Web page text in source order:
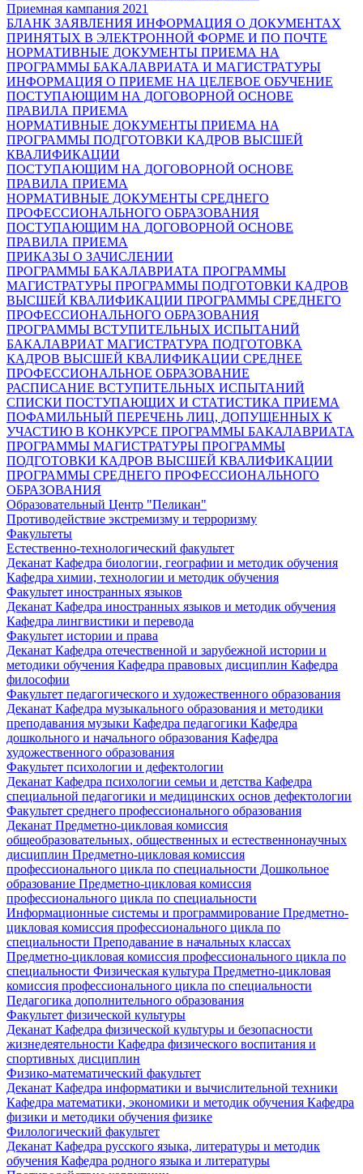
Приемная кампания 2021
БЛАНК ЗАЯВЛЕНИЯ ИНФОРМАЦИЯ О ДОКУМЕНТАХ
ПРИНЯТЫХ В ЭЛЕКТРОННОЙ ФОРМЕ И ПО ПОЧТЕ
НОРМАТИВНЫЕ ДОКУМЕНТЫ ПРИЕМА НА
ПРОГРАММЫ БАКАЛАВРИАТА И МАГИСТРАТУРЫ
ИНФОРМАЦИЯ О ПРИЕМЕ НА ЦЕЛЕВОЕ ОБУЧЕНИЕ
ПОСТУПАЮЩИМ НА ДОГОВОРНОЙ ОСНОВЕ
ПРАВИЛА ПРИЕМА
НОРМАТИВНЫЕ ДОКУМЕНТЫ ПРИЕМА НА
ПРОГРАММЫ ПОДГОТОВКИ КАДРОВ ВЫСШЕЙ
КВАЛИФИКАЦИИ
ПОСТУПАЮЩИМ НА ДОГОВОРНОЙ ОСНОВЕ
ПРАВИЛА ПРИЕМА
НОРМАТИВНЫЕ ДОКУМЕНТЫ СРЕДНЕГО
ПРОФЕССИОНАЛЬНОГО ОБРАЗОВАНИЯ
ПОСТУПАЮЩИМ НА ДОГОВОРНОЙ ОСНОВЕ
ПРАВИЛА ПРИЕМА
ПРИКАЗЫ О ЗАЧИСЛЕНИИ
ПРОГРАММЫ БАКАЛАВРИАТА ПРОГРАММЫ
МАГИСТРАТУРЫ ПРОГРАММЫ ПОДГОТОВКИ КАДРОВ
ВЫСШЕЙ КВАЛИФИКАЦИИ ПРОГРАММЫ СРЕДНЕГО
ПРОФЕССИОНАЛЬНОГО ОБРАЗОВАНИЯ
ПРОГРАММЫ ВСТУПИТЕЛЬНЫХ ИСПЫТАНИЙ
БАКАЛАВРИАТ МАГИСТРАТУРА ПОДГОТОВКА
КАДРОВ ВЫСШЕЙ КВАЛИФИКАЦИИ СРЕДНЕЕ
ПРОФЕССИОНАЛЬНОЕ ОБРАЗОВАНИЕ
РАСПИСАНИЕ ВСТУПИТЕЛЬНЫХ ИСПЫТАНИЙ
СПИСКИ ПОСТУПАЮЩИХ И СТАТИСТИКА ПРИЕМА
ПОФАМИЛЬНЫЙ ПЕРЕЧЕНЬ ЛИЦ, ДОПУЩЕННЫХ К
УЧАСТИЮ В КОНКУРСЕ ПРОГРАММЫ БАКАЛАВРИАТА
ПРОГРАММЫ МАГИСТРАТУРЫ ПРОГРАММЫ
ПОДГОТОВКИ КАДРОВ ВЫСШЕЙ КВАЛИФИКАЦИИ
ПРОГРАММЫ СРЕДНЕГО ПРОФЕССИОНАЛЬНОГО
ОБРАЗОВАНИЯ
Образовательный Центр "Пеликан"
Противодействие экстремизму и терроризму
Факультеты
Естественно-технологический факультет
Деканат Кафедра биологии, географии и методик обучения
Кафедра химии, технологии и методик обучения
Факультет иностранных языков
Деканат Кафедра иностранных языков и методик обучения
Кафедра лингвистики и перевода
Факультет истории и права
Деканат Кафедра отечественной и зарубежной истории и
методики обучения Кафедра правовых дисциплин Кафедра
философии
Факультет педагогического и художественного образования
Деканат Кафедра музыкального образования и методики
преподавания музыки Кафедра педагогики Кафедра
дошкольного и начального образования Кафедра
художественного образования
Факультет психологии и дефектологии
Деканат Кафедра психологии семьи и детства Кафедра
специальной педагогики и медицинских основ дефектологии
Факультет среднего профессионального образования
Деканат Предметно-цикловая комиссия
общеобразовательных, общественных и естественнонаучных
дисциплин Предметно-цикловая комиссия
профессионального цикла по специальности Дошкольное
образование Предметно-цикловая комиссия
профессионального цикла по специальности
Информационные системы и программирование Предметно-
цикловая комиссия профессионального цикла по
специальности Преподавание в начальных классах
Предметно-цикловая комиссия профессионального цикла по
специальности Физическая культура Предметно-цикловая
комиссия профессионального цикла по специальности
Педагогика дополнительного образования
Факультет физической культуры
Деканат Кафедра физической культуры и безопасности
жизнедеятельности Кафедра физического воспитания и
спортивных дисциплин
Физико-математический факультет
Деканат Кафедра информатики и вычислительной техники
Кафедра математики, экономики и методик обучения Кафедра
физики и методики обучения физике
Филологический факультет
Деканат Кафедра русского языка, литературы и методик
обучения Кафедра родного языка и литературы